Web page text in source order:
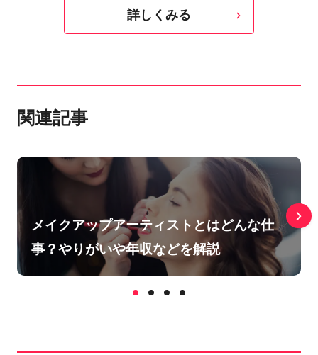
詳しくみる
関連記事
メイクアップアーティストとはどんな仕
事？やりがいや年収などを解説